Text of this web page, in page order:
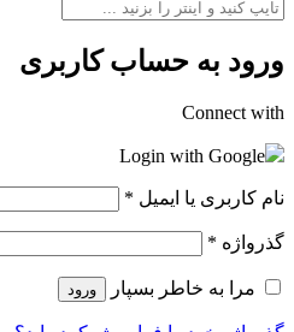
ورود به حساب کاربری
Connect with
Login with Google
نام کاربری یا ایمیل *
گذرواژه *
مرا به خاطر بسپار ورود